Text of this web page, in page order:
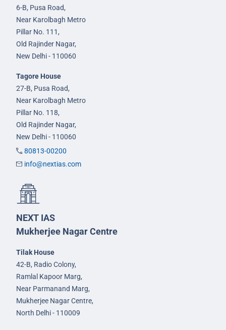
6-B, Pusa Road,
Near Karolbagh Metro
Pillar No. 111,
Old Rajinder Nagar,
New Delhi - 110060
Tagore House
27-B, Pusa Road,
Near Karolbagh Metro
Pillar No. 118,
Old Rajinder Nagar,
New Delhi - 110060
80813-00200
info@nextias.com
NEXT IAS
Mukherjee Nagar Centre
Tilak House
42-B, Radio Colony,
Ramlal Kapoor Marg,
Near Parmanand Marg,
Mukherjee Nagar Centre,
North Delhi - 110009